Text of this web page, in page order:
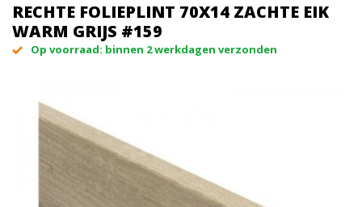
RECHTE FOLIEPLINT 70X14 ZACHTE EIK
WARM GRIJS #159
Op voorraad: binnen 2 werkdagen verzonden